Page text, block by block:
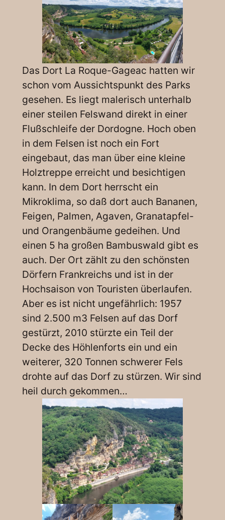
Das Dort La Roque-Gageac hatten wir
schon vom Aussichtspunkt des Parks
gesehen. Es liegt malerisch unterhalb
einer steilen Felswand direkt in einer
Flußschleife der Dordogne. Hoch oben
in dem Felsen ist noch ein Fort
eingebaut, das man über eine kleine
Holztreppe erreicht und besichtigen
kann. In dem Dort herrscht ein
Mikroklima, so daß dort auch Bananen,
Feigen, Palmen, Agaven, Granatapfel-
und Orangenbäume gedeihen. Und
einen 5 ha großen Bambuswald gibt es
auch. Der Ort zählt zu den schönsten
Dörfern Frankreichs und ist in der
Hochsaison von Touristen überlaufen.
Aber es ist nicht ungefährlich: 1957
sind 2.500 m3 Felsen auf das Dorf
gestürzt, 2010 stürzte ein Teil der
Decke des Höhlenforts ein und ein
weiterer, 320 Tonnen schwerer Fels
drohte auf das Dorf zu stürzen. Wir sind
heil durch gekommen…